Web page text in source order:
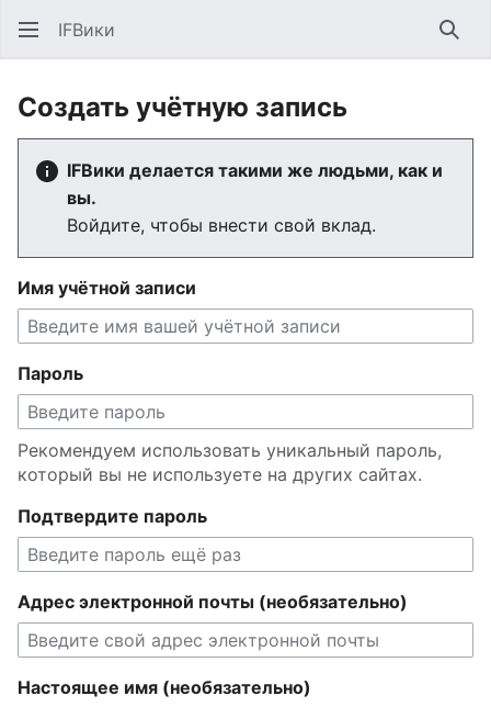
IFВики
Создать учётную запись
IFВики делается такими же людьми, как и
вы.
Войдите, чтобы внести свой вклад.
Имя учётной записи
Пароль
Рекомендуем использовать уникальный пароль,
который вы не используете на других сайтах.
Подтвердите пароль
Адрес электронной почты (необязательно)
Настоящее имя (необязательно)